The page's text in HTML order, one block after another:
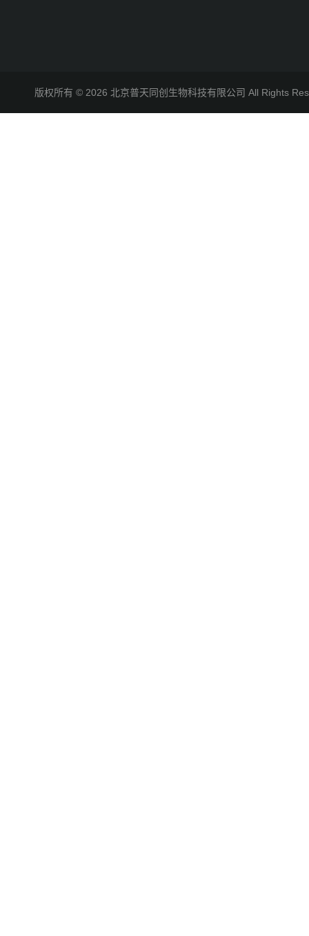
版权所有 © 2026 北京普天同创生物科技有限公司 All Rights